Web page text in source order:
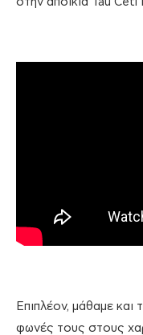
Επιπλέον, μάθαμε και
φωνές τους στους